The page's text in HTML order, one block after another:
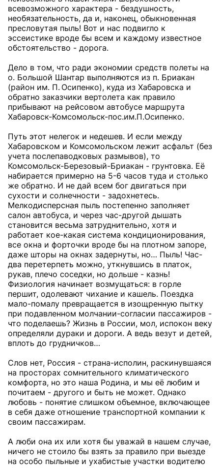
всевозможного характера - бездушность,
необязательность, да и, наконец, обыкновенная
пресловутая пыль! Вот и нас подвигло к
эссеистике вроде бы всем и каждому известное
обстоятельство - дорога.
Дело в том, что ради экономии средств полеты на
о. Большой Шантар выполняются из п. Бриакан
(район им. П. Осипенко), куда из Хабаровска и
обратно заказчики вертолета как правило
прибывают на рейсовом автобусе маршрута
Хабаровск-Комсомольск-пос.им.П.Осипенко.
Путь этот нелегок и недешев. И если между
Хабаровском и Комсомольском лежит асфальт (без
учета послепаводковых размывов), то
Комсомольск-Березовый-Бриакан - грунтовка. Её
набирается примерно на 5-6 часов туда и столько
же обратно. И не дай всем бог двигаться при
сухости и солнечности - задохнетесь.
Мелкодисперсная пыль постепенно заполняет
салон автобуса, и через час-другой дышать
становится весьма затруднительно, хотя и
работает кое-какая система кондиционирования,
все окна и форточки вроде бы на плотном запоре,
даже шторы на окнах задернуты, но… Пыль! Час-
два перетерпеть можно, уткнувшись в платок,
рукав, плечо соседки, но дольше - казнь!
Физиология начинает возмущаться: в горле
першит, одолевают чихание и кашель. Поездка
мало-помалу превращается в изощренную пытку
при подавленном молчании-согласии пассажиров -
что поделаешь? Жизнь в России, мол, испокон веку
определяли дураки и дороги. А ведь везут и детей,
вплоть до грудничков…
Слов нет, Россия - страна-исполин, раскинувшаяся
на просторах сомнительного климатического
комфорта, но это наша Родина, и мы её любим и
почитаем - другого и быть не может. Однако
любовь - понятие слишком объемное, включающее
в себя даже отношение транспортной компании к
своим пассажирам.
А люби она их или хотя бы уважай в нашем случае,
ничего не стоило бы взять за правило при выезде
на особо пыльные и ухабистые участки водителю